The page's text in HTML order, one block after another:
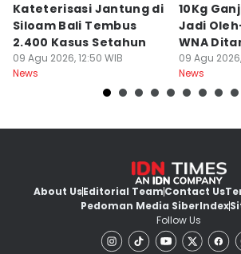
Kateterisasi Jantung di
Siloam Bali Tembus
2.400 Kasus Setahun
09 Agu 2026, 12:50 WIB
News
10Kg
Jadi
WNA
09 Agu
News
About UsEditorial TeamContact Us
Pedoman Media SiberIndex
Follow Us